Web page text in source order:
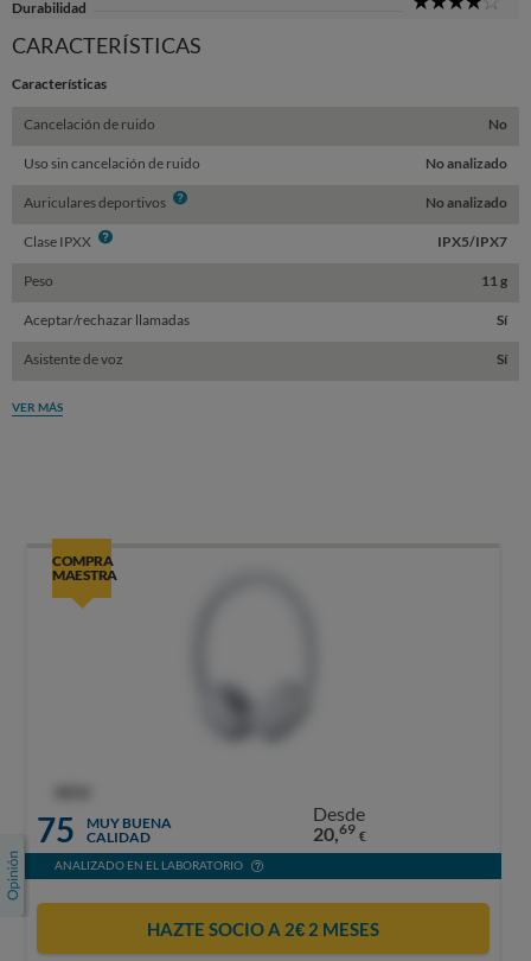
Durabilidad
CARACTERÍSTICAS
Características
Cancelación de ruido No
Uso sin cancelación de ruido No analizado
Auriculares deportivos Info No analizado
Clase IPXX Info IPX5/IPX7
Peso 11 g
Aceptar/rechazar llamadas Sí
Asistente de voz Sí
VER MÁS
COMPRA
MAESTRA
75
MUY BUENA
CALIDAD
Desde
20,69 €
ANALIZADO EN EL LABORATORIO
HAZTE SOCIO A 2€ 2 MESES